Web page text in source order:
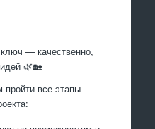
— качественно,
🌿🏡
все этапы